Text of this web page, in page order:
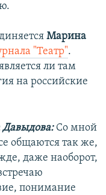
Марина
"Театр".
ли там
на российские
Со мной
общаются так же,
даже наоборот,
понимание